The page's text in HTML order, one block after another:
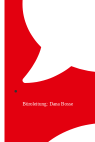
Büroleitung: Dana Bosse